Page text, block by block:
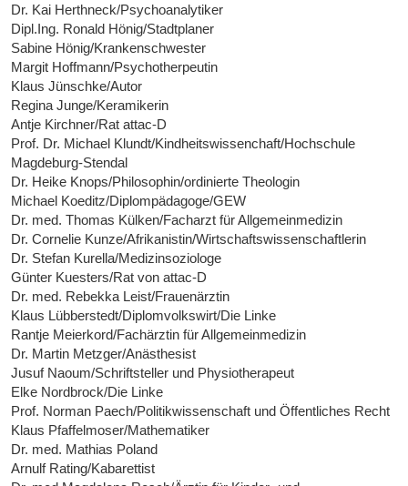
Dr. Kai Herthneck/Psychoanalytiker
Dipl.Ing. Ronald Hönig/Stadtplaner
Sabine Hönig/Krankenschwester
Margit Hoffmann/Psychotherpeutin
Klaus Jünschke/Autor
Regina Junge/Keramikerin
Antje Kirchner/Rat attac-D
Prof. Dr. Michael Klundt/Kindheitswissenchaft/Hochschule
Magdeburg-Stendal
Dr. Heike Knops/Philosophin/ordinierte Theologin
Michael Koeditz/Diplompädagoge/GEW
Dr. med. Thomas Külken/Facharzt für Allgemeinmedizin
Dr. Cornelie Kunze/Afrikanistin/Wirtschaftswissenschaftlerin
Dr. Stefan Kurella/Medizinsoziologe
Günter Kuesters/Rat von attac-D
Dr. med. Rebekka Leist/Frauenärztin
Klaus Lübberstedt/Diplomvolkswirt/Die Linke
Rantje Meierkord/Fachärztin für Allgemeinmedizin
Dr. Martin Metzger/Anästhesist
Jusuf Naoum/Schriftsteller und Physiotherapeut
Elke Nordbrock/Die Linke
Prof. Norman Paech/Politikwissenschaft und Öffentliches Recht
Klaus Pfaffelmoser/Mathematiker
Dr. med. Mathias Poland
Arnulf Rating/Kabarettist